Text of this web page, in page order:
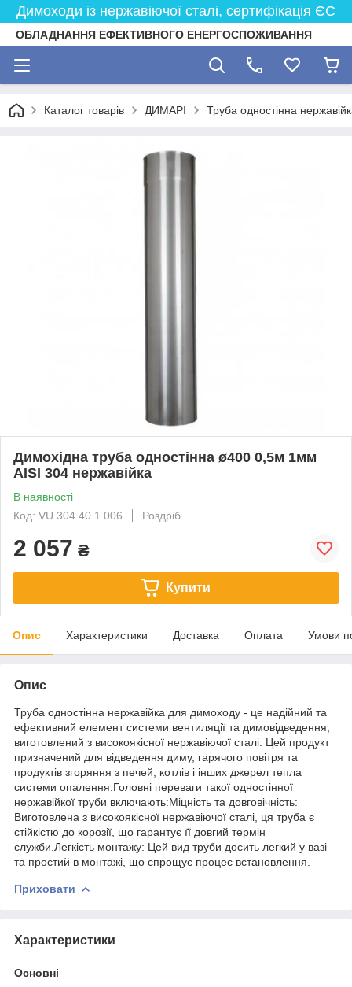
Димоходи із нержавіючої сталі, сертифікація ЄС
ОБЛАДНАННЯ ЕФЕКТИВНОГО ЕНЕРГОСПОЖИВАННЯ
Каталог товарів ДИМАРІ Труба одностінна
Димохідна труба одностінна ø400 0,5м 1мм
AISI 304 нержавійка
В наявності
Код: VU.304.40.1.006
Роздріб
2 057 ₴
Купити
Опис Характеристики Доставка Оплата Умови
Опис
Труба одностінна нержавійка для димоходу - це надійний та
ефективний елемент системи вентиляції та димовідведення,
виготовлений з високоякісної нержавіючої сталі. Цей продукт
призначений для відведення диму, гарячого повітря та
продуктів згоряння з печей, котлів і інших джерел тепла
системи опалення.Головні переваги такої одностінної
нержавійкої труби включають:Міцність та довговічність:
Виготовлена з високоякісної нержавіючої сталі, ця труба є
стійкістю до корозії, що гарантує її довгий термін
служби.Легкість монтажу: Цей вид труби досить легкий у вазі
та простий в монтажі, що спрощує процес встановлення.
Приховати
Характеристики
Основні